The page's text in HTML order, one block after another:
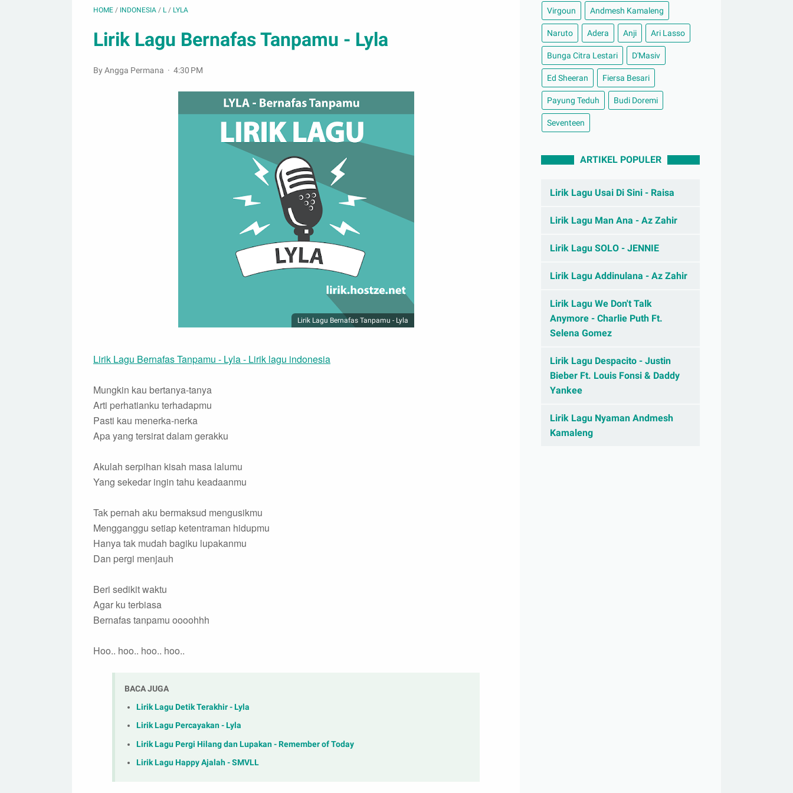
HOME / INDONESIA / L / LYLA
Lirik Lagu Bernafas Tanpamu - Lyla
By Angga Permana 4:30 PM
Lirik Lagu Bernafas Tanpamu - Lyla
Lirik Lagu Bernafas Tanpamu - Lyla - Lirik lagu indonesia
Mungkin kau bertanya-tanya
Arti perhatianku terhadapmu
Pasti kau menerka-nerka
Apa yang tersirat dalam gerakku
Akulah serpihan kisah masa lalumu
Yang sekedar ingin tahu keadaanmu
Tak pernah aku bermaksud mengusikmu
Mengganggu setiap ketentraman hidupmu
Hanya tak mudah bagiku lupakanmu
Dan pergi menjauh
Beri sedikit waktu
Agar ku terbiasa
Bernafas tanpamu oooohhh
Hoo.. hoo.. hoo.. hoo..
BACA JUGA
Lirik Lagu Detik Terakhir - Lyla
Lirik Lagu Percayakan - Lyla
Lirik Lagu Pergi Hilang dan Lupakan - Remember of Today
Lirik Lagu Happy Ajalah - SMVLL
Virgoun Andmesh Kamaleng
Naruto Adera Anji Ari Lasso
Bunga Citra Lestari D'Masiv
Ed Sheeran Fiersa Besari
Payung Teduh Budi Doremi
Seventeen
ARTIKEL POPULER
Lirik Lagu Usai Di Sini - Raisa
Lirik Lagu Man Ana - Az Zahir
Lirik Lagu SOLO - JENNIE
Lirik Lagu Addinulana - Az Zahir
Lirik Lagu We Don't Talk
Anymore - Charlie Puth Ft.
Selena Gomez
Lirik Lagu Despacito - Justin
Bieber Ft. Louis Fonsi & Daddy
Yankee
Lirik Lagu Nyaman Andmesh
Kamaleng